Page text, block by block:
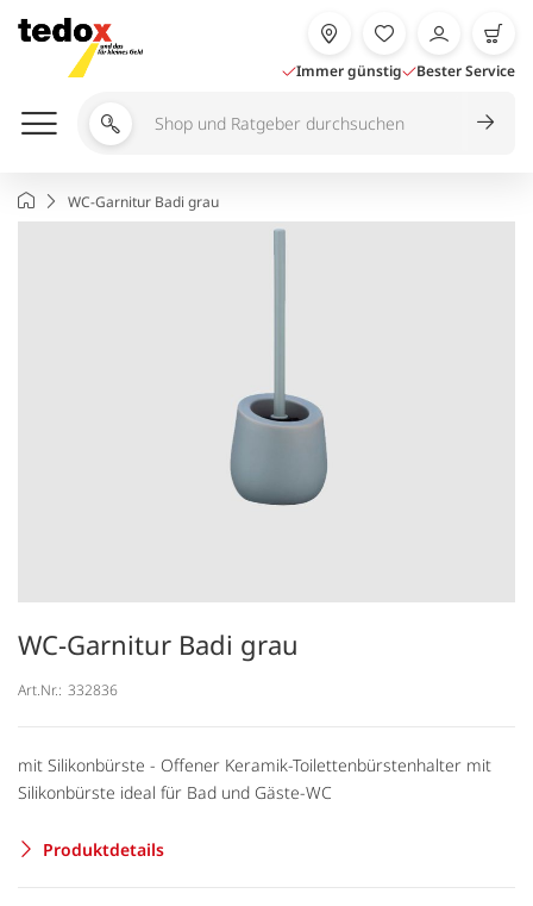
Inhalt
springen
Immer günstig Bester Service
Shop
durchsuchen
StartseiteWC-Garnitur Badi grau
WC-Garnitur Badi grau
Art.Nr.: 332836
mit Silikonbürste - Offener Keramik-Toilettenbürstenhalter mit
Silikonbürste ideal für Bad und Gäste-WC
Produktdetails